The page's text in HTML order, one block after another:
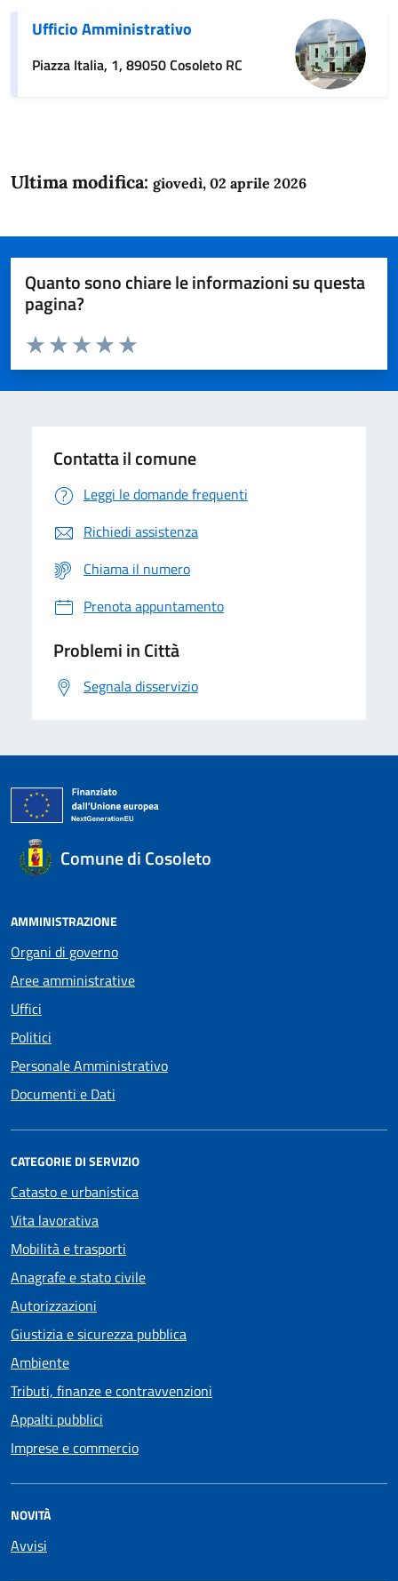
Ufficio Amministrativo
Piazza Italia, 1, 89050 Cosoleto RC
Ultima modifica: giovedì, 02 aprile 2026
Quanto sono chiare le informazioni su questa
pagina?
Domanda
Valuta da 1 a 5 stelle la pagina
Valuta 5 stelle su 5
Valuta 4 stelle su 5
Valuta 3 stelle su 5
Valuta 2 stelle su 5
Valuta 1 stelle su 5
Contatta il comune
Leggi le domande frequenti
Richiedi assistenza
Chiama il numero
Prenota appuntamento
Problemi in Città
Segnala disservizio
Comune di Cosoleto
AMMINISTRAZIONE
Organi di governo
Aree amministrative
Uffici
Politici
Personale Amministrativo
Documenti e Dati
CATEGORIE DI SERVIZIO
Catasto e urbanistica
Vita lavorativa
Mobilità e trasporti
Anagrafe e stato civile
Autorizzazioni
Giustizia e sicurezza pubblica
Ambiente
Tributi, finanze e contravvenzioni
Appalti pubblici
Imprese e commercio
NOVITÀ
Avvisi